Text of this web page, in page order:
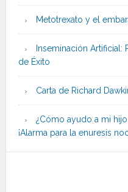
Metotrexato y el
Inseminación
de Éxito
Carta de Richard
¿Cómo ayudo a mi
¡Alarma para la enuresis